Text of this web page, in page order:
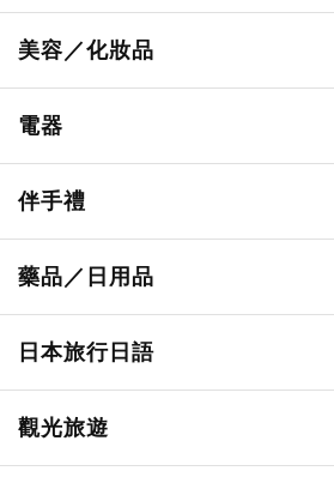
所有
甜點・菓子
人氣店鋪美食
必吃的日式早餐
日本酒達人
美容／化妝品
所有
便利商店化妝品
藥妝店化妝品
電器
所有
健康/美容儀器
廚房家電
伴手禮
所有
伴手禮排行榜
免稅商店
藥品／日用品
所有
百圓商店
日本旅行日語
所有
觀光旅遊